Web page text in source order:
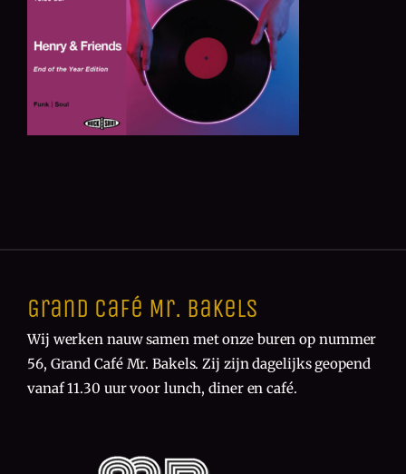
Grand Café Mr. Bakels
Wij werken nauw samen met onze buren op nummer
56, Grand Café Mr. Bakels. Zij zijn dagelijks geopend
vanaf 11.30 uur voor lunch, diner en café.